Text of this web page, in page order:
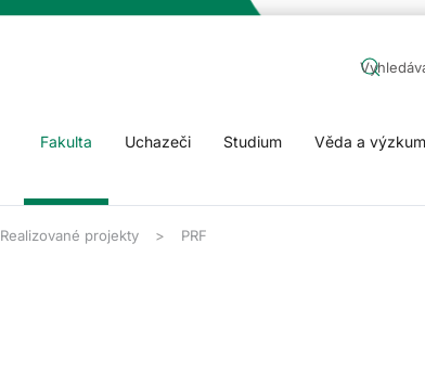
Fakulta Uchazeči Studium Věda a výzkum
Realizované projekty PRF